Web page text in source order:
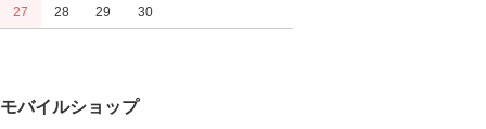
27 28 29 30
モバイルショップ